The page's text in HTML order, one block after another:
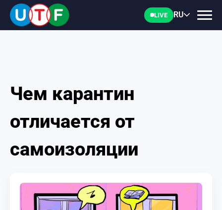
LIVE RU
ГЛАВНАЯ
ФТУ
НОВОСТИ
ПЕРСОНАЛИИ
Чем карантин
отличается от
самоизоляции